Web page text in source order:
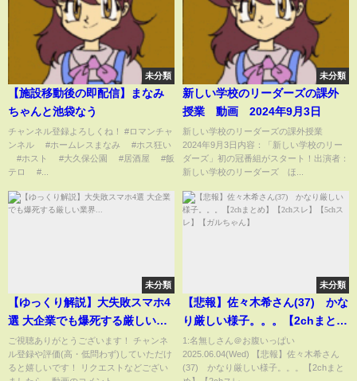
未分類
【施設移動後の即配信】まなみ
ちゃんと池袋なう
チャンネル登録よろしくね！ #ロマンチャ
ンネル #ホームレスまなみ #ホス狂い
#ホスト #大久保公園 #居酒屋 #飯
テロ #...
未分類
新しい学校のリーダーズの課外
授業 動画 2024年9月3日
新しい学校のリーダーズの課外授業
2024年9月3日内容：「新しい学校のリー
ダーズ」初の冠番組がスタート！出演者：
新しい学校のリーダーズ ほ...
未分類
【ゆっくり解説】大失敗スマホ4
選 大企業でも爆死する厳しい業
界...
ご視聴ありがとうございます！ チャンネ
ル登録や評価(高・低問わず)していただけ
ると嬉しいです！ リクエストなどござい
未分類
【悲報】佐々木希さん(37) かな
り厳しい様子。。。【2chまと
め】【2chスレ】【5chスレ】
【ガルちゃん】
1:名無しさん＠お腹いっぱい
2025.06.04(Wed) 【悲報】佐々木希さん
(37) かなり厳しい様子。。。【2chまと